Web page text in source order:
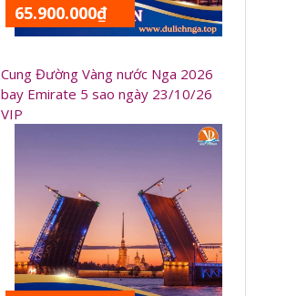
65.900.000₫
Cung Đường Vàng nước Nga 2026
bay Emirate 5 sao ngày 23/10/26
VIP